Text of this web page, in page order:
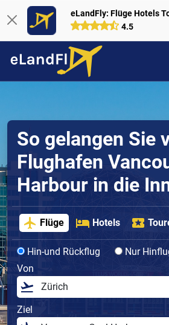
eLandFly: Flüge Hotels
4.5
So gelangen Sie
Flughafen
Harbour in die
Flüge Hotels
Hin-und Rückflug Nur
Von
Ziel